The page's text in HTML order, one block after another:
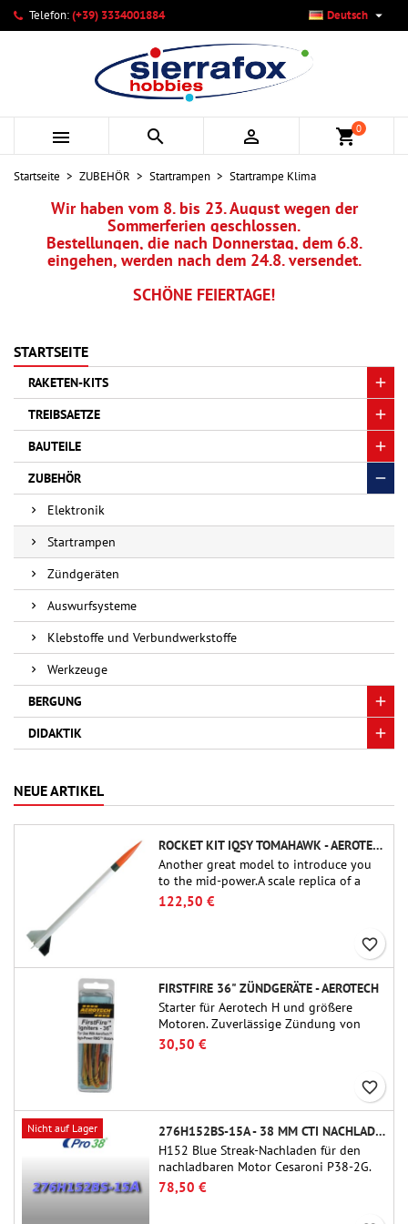
Telefon:(+39) 3334001884 Deutsch 
   shopping_cart0
Startseite ZUBEHÖR Startrampen Startrampe Klima
Wir haben vom 8. bis 23. August wegen der
Sommerferien geschlossen.
Bestellungen, die nach Donnerstag, dem 6.8.
eingehen, werden nach dem 24.8. versendet.
SCHÖNE FEIERTAGE!
STARTSEITE
RAKETEN-KITS
TREIBSAETZE
BAUTEILE
ZUBEHÖR
Elektronik
Startrampen
Zündgeräten
Auswurfsysteme
Klebstoffe und Verbundwerkstoffe
Werkzeuge
BERGUNG
DIDAKTIK
NEUE ARTIKEL
ROCKET KIT IQSY TOMAHAWK - AEROTECH
Another great model to introduce you
to the mid-power.A scale replica of a
famous sounding rocket, small in size
and peefect to move to higher-level kits.
122,50 €
favorite_border
FIRSTFIRE 36" ZÜNDGERÄTE - AEROTECH
Starter für Aerotech H und größere
Motoren. Zuverlässige Zündung von
Motoren bis zu 91 cm Länge.
30,50 €
favorite_border
Nicht auf Lager
276H152BS-15A - 38 MM CTI NACHLADEN
H152 Blue Streak-Nachladen für den
nachladbaren Motor Cesaroni P38-2G.
Die Verzögerung von 15 Sekunden ist
über das ProDAT 38-Tool einstellbar.
78,50 €
Ihre Wunschlisten ×
Neue Liste anlegen
Wunschliste erstellen ×
Name der Wunschliste
Abbrechen Wunschliste erstellen
Anmelden ×
Sie müssen angemeldet sein, um Artikel Ihrer Wunschliste
hinzufügen zu können.
Abbrechen Anmelden